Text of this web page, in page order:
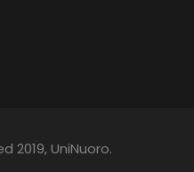
2019, UniNuoro.